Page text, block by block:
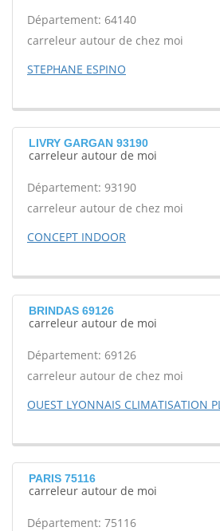
Département: 64140
carreleur autour de chez moi
STEPHANE ESPINO
LIVRY GARGAN 93190
carreleur autour de moi
Département: 93190
carreleur autour de chez moi
CONCEPT INDOOR
BRINDAS 69126
carreleur autour de moi
Département: 69126
carreleur autour de chez moi
OUEST LYONNAIS CLIMATISATION
PARIS 75116
carreleur autour de moi
Département: 75116